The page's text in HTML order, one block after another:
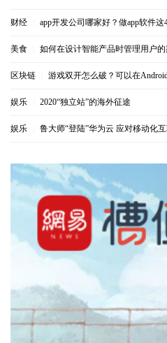
财经 app开发公司哪家好？做app软件这
美食 如何在设计智能产品时管理用户的
区块链 游戏双开怎么破？可以在
娱乐 2020“独立站”的海外征途
娱乐 鲁大师“登陆”华为云 应对移动化